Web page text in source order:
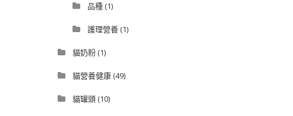
品種(1)
護理營養(1)
貓奶粉(1)
貓營養健康(49)
貓罐頭(10)